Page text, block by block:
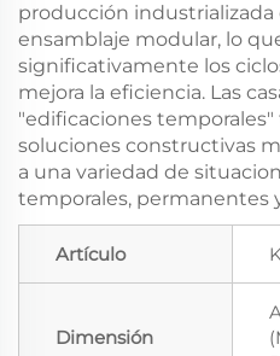
producción
ensamblaje modular, lo
significativamente los
mejora la eficiencia. Las
"edificaciones temporales"
soluciones constructivas
a una variedad de
temporales, permanentes
Artículo
Dimensión